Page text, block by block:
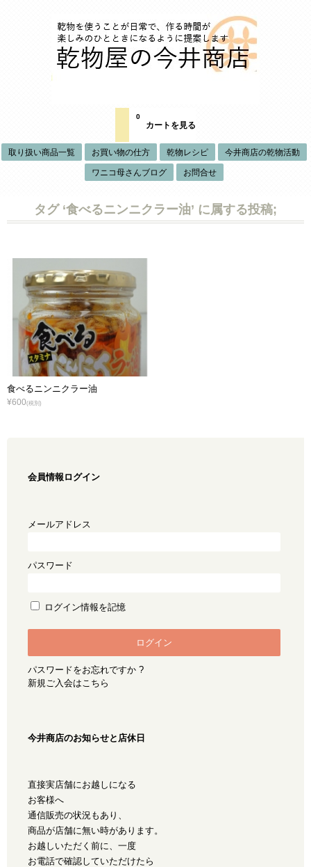
カートを見る
0
取り扱い商品一覧 お買い物の仕方 乾物レシピ 今井商店の乾物活動
ワニコ母さんブログ お問合せ
タグ ‘食べるニンニクラー油’ に属する投稿;
食べるニンニクラー油
¥600(税別)
会員情報ログイン
メールアドレス
パスワード
ログイン情報を記憶
パスワードをお忘れですか ?
新規ご入会はこちら
今井商店のお知らせと店休日
直接実店舗にお越しになる
お客様へ
通信販売の状況もあり、
商品が店舗に無い時があります。
お越しいただく前に、一度
お電話で確認していただけたら